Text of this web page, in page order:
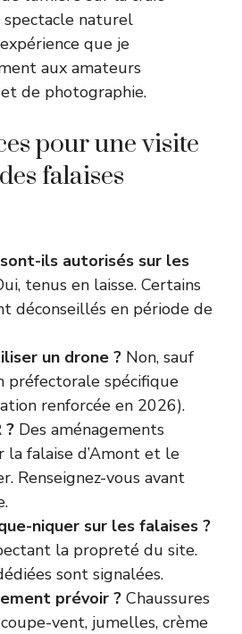
spectacle naturel
que je
aux amateurs
de photographie.
pour une visite
falaises
ils autorisés sur les
tenus en laisse. Certains
déconseillés en période de
un drone ? Non, sauf
préfectorale spécifique
renforcée en 2026).
? Des aménagements
la falaise d’Amont et le
Renseignez-vous avant
niquer sur les falaises ?
la propreté du site.
sont signalées.
prévoir ? Chaussures
vent, jumelles, crème